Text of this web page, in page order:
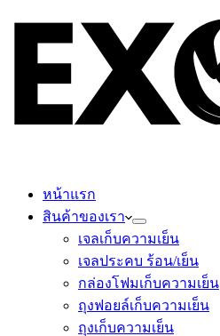
หน้าแรก
สินค้าของเรา
เจลเก็บความเย็น
เจลประคบ ร้อน/เย็น
กล่องโฟมเก็บความเย็น
ถุงฟอยล์เก็บความเย็น
ถุงเก็บความเย็น